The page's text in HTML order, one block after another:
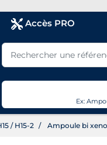
Accès PRO
Ex:
/ H15-2 Ampoule bi